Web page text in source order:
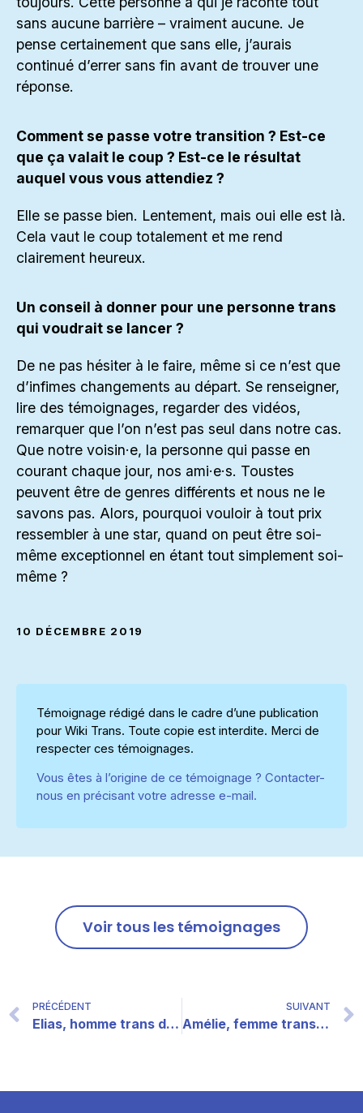
sans aucune barrière – vraiment aucune. Je
pense certainement que sans elle, j’aurais
continué d’errer sans fin avant de trouver une
réponse.
Comment se passe votre transition ? Est-ce
que ça valait le coup ? Est-ce le résultat
auquel vous vous attendiez ?
Elle se passe bien. Lentement, mais oui elle est là.
Cela vaut le coup totalement et me rend
clairement heureux.
Un conseil à donner pour une personne trans
qui voudrait se lancer ?
De ne pas hésiter à le faire, même si ce n’est que
d’infimes changements au départ. Se renseigner,
lire des témoignages, regarder des vidéos,
remarquer que l’on n’est pas seul dans notre cas.
Que notre voisin·e, la personne qui passe en
courant chaque jour, nos ami·e·s. Toustes
peuvent être de genres différents et nous ne le
savons pas. Alors, pourquoi vouloir à tout prix
ressembler à une star, quand on peut être soi-
même exceptionnel en étant tout simplement soi-
même ?
10 DÉCEMBRE 2019
Témoignage rédigé dans le cadre d’une publication
pour Wiki Trans. Toute copie est interdite. Merci de
respecter ces témoignages.
Vous êtes à l’origine de ce témoignage ? Contacter-
nous en précisant votre adresse e-mail.
Voir tous les témoignages
PRÉCÉDENT
Elias, homme trans de 22 ans
SUIVANT
Amélie, femme trans de 29 ans